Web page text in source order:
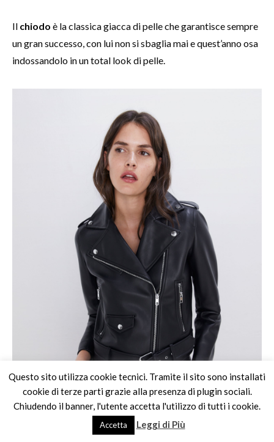
Il chiodo è la classica giacca di pelle che garantisce sempre
un gran successo, con lui non si sbaglia mai e quest’anno osa
indossandolo in un total look di pelle.
Questo sito utilizza cookie tecnici. Tramite il sito sono installati
cookie di terze parti grazie alla presenza di plugin sociali.
Chiudendo il banner, l'utente accetta l'utilizzo di tutti i cookie.
Accetta Leggi di Più